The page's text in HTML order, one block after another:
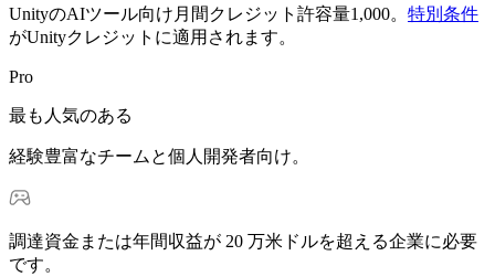
UnityのAIツール向け月間クレジット許容量1,000。 特別条件
がUnityクレジットに適用されます。
Pro
最も人気のある
経験豊富なチームと個人開発者向け。
調達資金または年間収益が 20 万米ドルを超える企業に必要
です。